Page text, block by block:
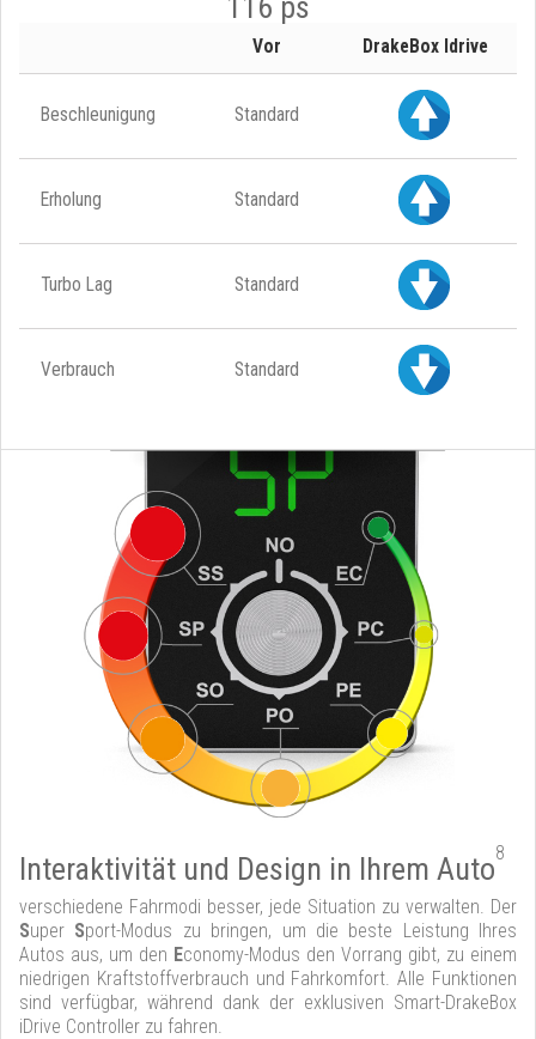
Vor DrakeBox Idrive
Beschleunigung Standard
Erholung Standard
Turbo Lag Standard
Verbrauch Standard
Interaktivität und Design in Ihrem Auto8
verschiedene Fahrmodi besser, jede Situation zu verwalten. Der
Super Sport-Modus zu bringen, um die beste Leistung Ihres
Autos aus, um den Economy-Modus den Vorrang gibt, zu einem
niedrigen Kraftstoffverbrauch und Fahrkomfort. Alle Funktionen
sind verfügbar, während dank der exklusiven Smart-DrakeBox
iDrive Controller zu fahren.